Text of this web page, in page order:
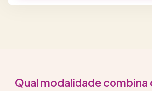
Qual modalidade combina